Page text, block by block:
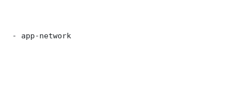
- app-network